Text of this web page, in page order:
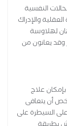
النفسية
والإدراك
لهلاوسة
وقد يعانون من
علاج
أن يتعافى
السيطرة على